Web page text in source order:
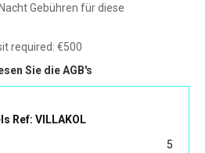
Gebühren für diese
required: €500
Sie die AGB's
Ref: VILLAKOL
5